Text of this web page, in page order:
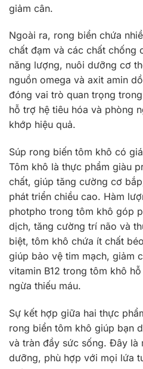
giảm cân.
Ngoài ra, rong biển chứa
chất đạm và các chất chống
năng lượng, nuôi dưỡng cơ
nguồn omega và axit amin
đóng vai trò quan trọng
hỗ trợ hệ tiêu hóa và phòng
khớp hiệu quả.
Súp rong biến tôm khô có
Tôm khô là thực phẩm giàu
chất, giúp tăng cường cơ
phát triển chiều cao. Hàm
photpho trong tôm khô góp
dịch, tăng cường trí não và
biệt, tôm khô chứa ít chất
giúp bảo vệ tim mạch, giảm
vitamin B12 trong tôm khô
ngừa thiếu máu.
Sự kết hợp giữa hai thực
rong biển tôm khô giúp bạn
và tràn đầy sức sống. Đây là
dưỡng, phù hợp với mọi lứa